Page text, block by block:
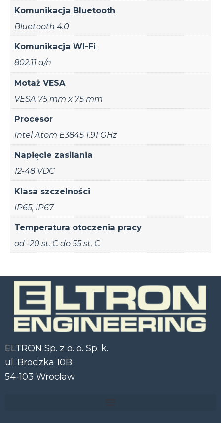
Komunikacja Bluetooth
Bluetooth 4.0
Komunikacja WI-Fi
802.11 a/n
Motaż VESA
VESA 75 mm x 75 mm
Procesor
Intel Atom E3845 1.91 GHz
Napięcie zasilania
12-48 VDC
Klasa szczelności
IP65, IP67
Temperatura otoczenia pracy
od -20 st. C do 55 st. C
ELTRON Sp. z o. o. Sp. k.
ul. Brodzka 10B
54-103 Wrocław